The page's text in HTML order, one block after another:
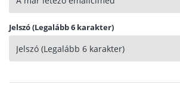
Jelszó (Legalább 6 karakter)